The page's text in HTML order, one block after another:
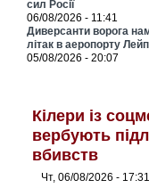
сил Росії
06/08/2026 - 11:41
Диверсанти ворога
літак в аеропорту
05/08/2026 - 20:07
Кілери із
вербують
вбивств
Чт, 06/08/2026 - 17:31